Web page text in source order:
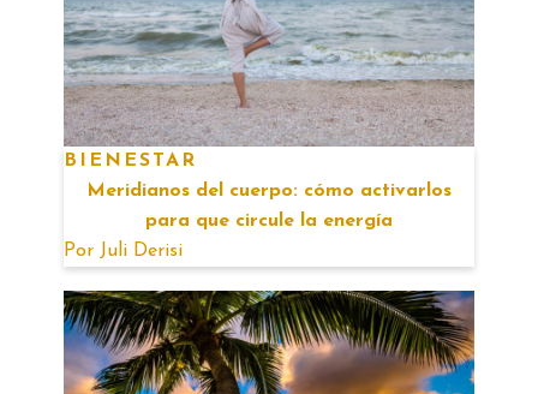
BIENESTAR
Meridianos del cuerpo: cómo activarlos
para que circule la energía
Por Juli Derisi